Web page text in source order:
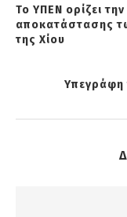
Το ΥΠΕΝ ορίζει
αποκατάστασης
της Χίου
Υπεγράφη